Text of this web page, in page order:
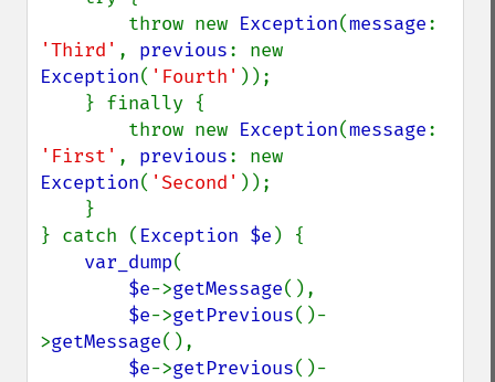
        throw new
Exception(message
'Third' , previous
Exception( 'Fourth' ));
        throw new
Exception(message
'First' , previous
Exception( 'Second' ));
} catch ( Exception $e ) {
var_dump(
$e->getMessage(),
$e->getPrevious()-
>getMessage(),
$e->getPrevious()-